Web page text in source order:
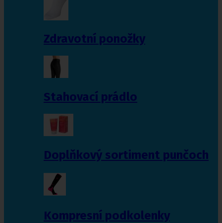
Zdravotní ponožky
Stahovací prádlo
Doplňkový sortiment punčoch
Kompresní podkolenky